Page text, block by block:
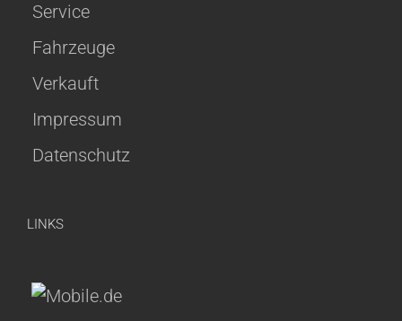
Service
Fahrzeuge
Verkauft
Impressum
Datenschutz
LINKS